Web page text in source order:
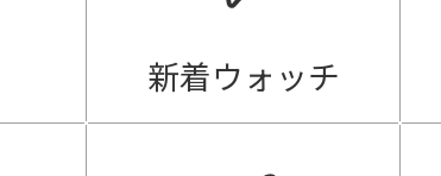
新着ウォッチ